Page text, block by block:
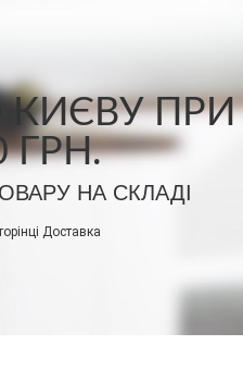
ПРИ
ГРН.
НА СКЛАДІ
Доставка